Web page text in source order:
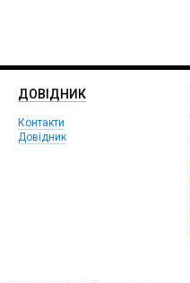
ДОВІДНИК
Контакти
Довідник